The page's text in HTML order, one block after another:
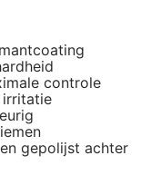
controle
irritatie
gepolijst achter